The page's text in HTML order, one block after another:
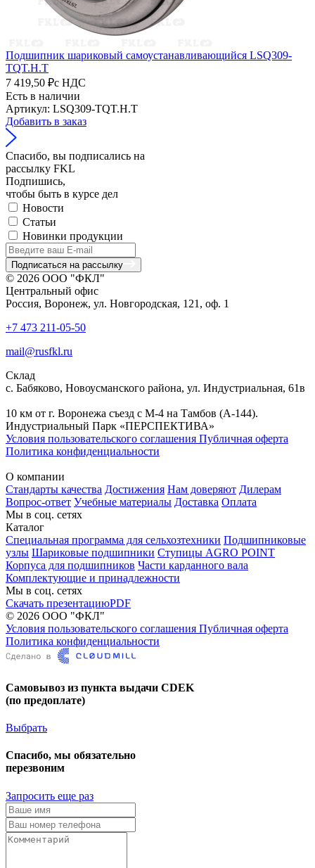
Подшипник шариковый самоустанавливающийся LSQ309-
TQT.H.T
7 419,50 ₽с НДС
Есть в наличии
Артикул: LSQ309-TQT.H.T
Добавить в заказ
Спасибо, вы подписались на
рассылку FKL
Подпишись,
чтобы быть в курсе дел
Новости
Статьи
Новинки продукции
Подписаться на рассылку
© 2026 ООО "ФКЛ"
Центральный офис
Россия, Воронеж, ул. Новгородская, 121, оф. 1
+7 473 211-05-50
mail@rusfkl.ru
Склад
с. Бабяково, Новоусманского района, ул. Индустриальная, 61в
10 км от г. Воронежа съезд с М-4 на Тамбов (А-144).
Индустриальный Парк «ПЕРСПЕКТИВА»
Условия пользовательского соглашения Публичная оферта
Политика конфиденциальности
О компании
Стандарты качества Достижения Нам доверяют Дилерам
Вопрос-ответ Учебные материалы Доставка Оплата
Мы в соц. сетях
Каталог
Специальная программа для сельхозтехники Подшипниковые
узлы Шариковые подшипники Ступицы AGRO POINT
Корпуса для подшипников Части карданного вала
Комплектующие и принадлежности
Мы в соц. сетях
Скачать презентациюPDF
© 2026 ООО "ФКЛ"
Условия пользовательского соглашения Публичная оферта
Политика конфиденциальности
Самовывоз из пункта выдачи CDEK
(по предоплате)
Выбрать
Спасибо, мы обязательно
перезвоним
Запросить еще раз